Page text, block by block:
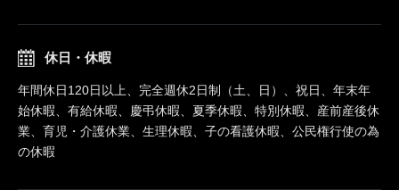
休日・休暇
年間休日120日以上、完全週休2日制（土、日）、祝日、年末年
始休暇、有給休暇、慶弔休暇、夏季休暇、特別休暇、産前産後休
業、育児・介護休業、生理休暇、子の看護休暇、公民権行使の為
の休暇